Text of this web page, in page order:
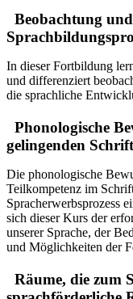
Beobachtung
In dieser Fortbildung
und differenziert
die sprachliche
Phonologische
gelingenden
Die phonologische
Teilkompetenz im
Spracherwerbsprozess
sich dieser Kurs der
unserer Sprache, der
und Möglichkeiten der
Räume, die zum